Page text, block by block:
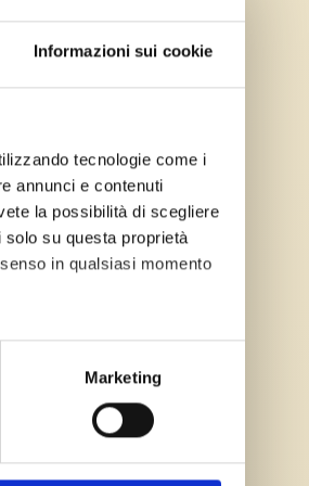
Informazioni sui cookie
tecnologie come i
annunci e contenuti
la possibilità di scegliere
su questa proprietà
in qualsiasi momento
metro,
dettagli. Puoi
Marketing
GITHUB ACTIONS
↓GUIDA GITHUB